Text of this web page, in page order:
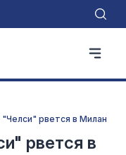
рвется в Милан
рвется в